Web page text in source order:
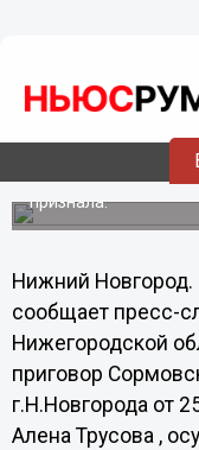
Нижегородку
ветхого
Подсудимая вину в
признала.
Нижний Новгород.
сообщает пресс-
Нижегородской
приговор
г.Н.Новгорода от
Алена Трусова ,